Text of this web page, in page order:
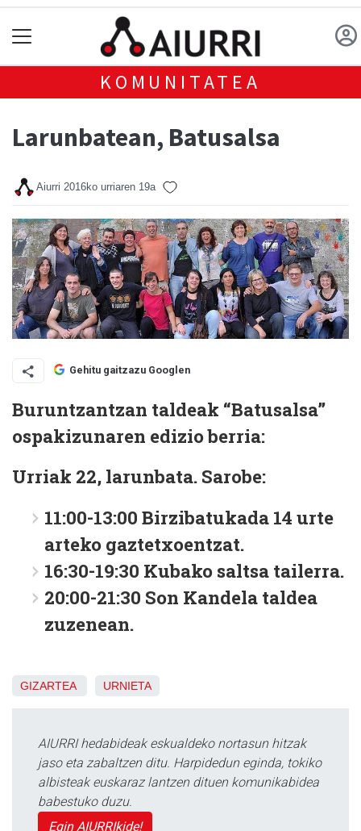
KOMUNITATEA
Larunbatean, Batusalsa
Aiurri 2016ko urriaren 19a
Gehitu gaitzazu Googlen
Buruntzantzan taldeak “Batusalsa”
ospakizunaren edizio berria:
Urriak 22, larunbata. Sarobe:
11:00-13:00 Birzibatukada 14 urte
arteko gaztetxoentzat.
16:30-19:30 Kubako saltsa tailerra.
20:00-21:30 Son Kandela taldea
zuzenean.
GIZARTEA URNIETA
AIURRI hedabideak eskualdeko nortasun hitzak
jaso eta zabaltzen ditu. Harpidedun eginda, tokiko
albisteak euskaraz lantzen dituen komunikabidea
babestuko duzu.
Egin AIURRIkide!